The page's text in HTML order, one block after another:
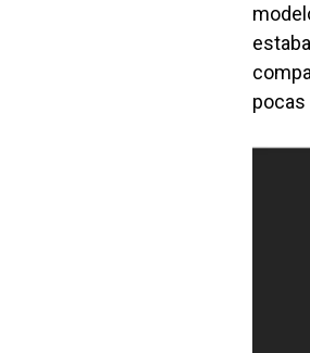
pocas